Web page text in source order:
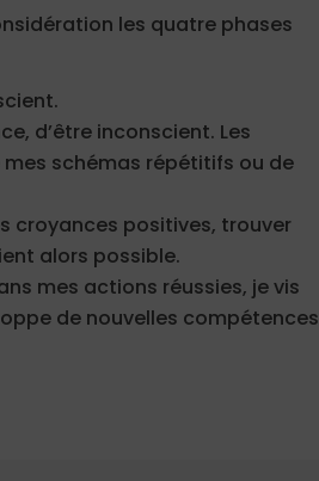
les quatre phases
d’être inconscient. Les
schémas répétitifs ou de
croyances positives, trouver
alors possible.
mes actions réussies, je vis
de nouvelles compétences